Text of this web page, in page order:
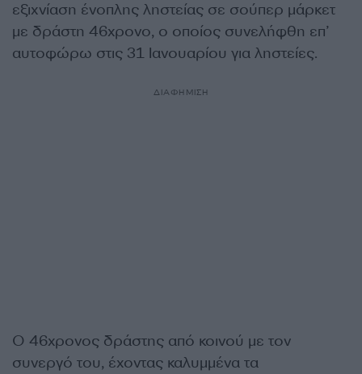
εξιχνίαση ένοπλης ληστείας σε σούπερ μάρκετ
με δράστη 46χρονο, ο οποίος συνελήφθη επ’
αυτοφώρω στις 31 Ιανουαρίου για ληστείες.
ΔΙΑΦΗΜΙΣΗ
Ο 46χρονος δράστης από κοινού με τον
συνεργό του, έχοντας καλυμμένα τα